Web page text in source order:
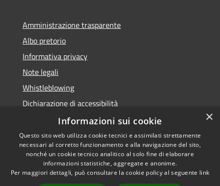
Amministrazione trasparente
Albo pretorio
Informativa privacy
Note legali
Whistleblowing
Dichiarazione di accessibilità
Obiettivi di accessibilità
RSS
Accessibilità
Copyright © 2026 • Comune di
×
Informazioni sui cookie
Questo sito web utilizza cookie tecnici e assimilati strettamente
necessari al corretto funzionamento e alla navigazione del sito,
nonché un cookie tecnico analitico al solo fine di elaborare
informazioni statistiche, aggregate e anonime.
Per maggiori dettagli, può consultare la cookie policy al seguente link